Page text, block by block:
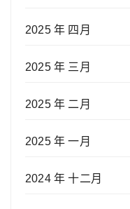
2025 年 四月
2025 年 三月
2025 年 二月
2025 年 一月
2024 年 十二月